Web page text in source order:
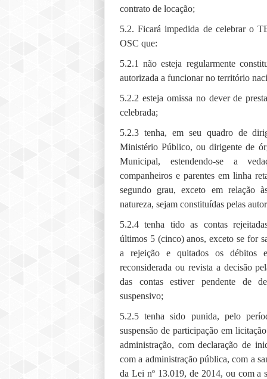
contrato de locação;
5.2. Ficará impedida de celebrar o
OSC que:
5.2.1 não esteja regularmente
autorizada a funcionar no território
5.2.2 esteja omissa no dever de
celebrada;
5.2.3 tenha, em seu quadro de
Ministério Público, ou dirigente de
Municipal, estendendo-se a
companheiros e parentes em linha
segundo grau, exceto em relação
natureza, sejam constituídas pelas
5.2.4 tenha tido as contas
últimos 5 (cinco) anos, exceto se for
a rejeição e quitados os débitos
reconsiderada ou revista a decisão
das contas estiver pendente de
suspensivo;
5.2.5 tenha sido punida, pelo
suspensão de participação em
administração, com declaração de
com a administração pública, com a
da Lei nº 13.019, de 2014, ou com a